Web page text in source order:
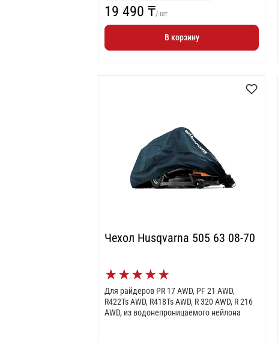
19 490 ₸/ шт
В корзину
Чехол Husqvarna 505 63 08-70
★★★★★
Для райдеров PR 17 AWD, PF 21 AWD,
R422Ts AWD, R418Ts AWD, R 320 AWD, R 216
AWD, из водонепроницаемого нейлона